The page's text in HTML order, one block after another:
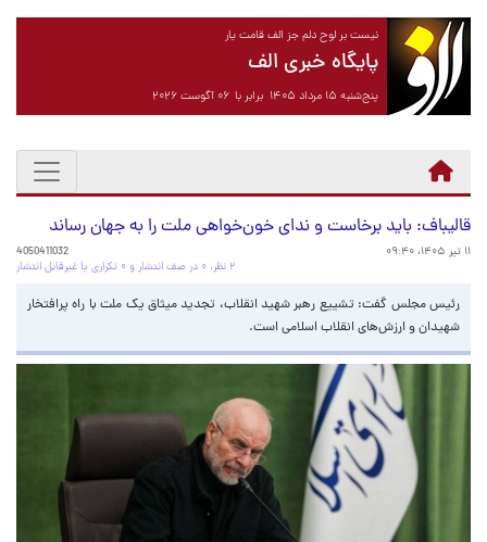
نیست بر لوح دلم جز الف قامت یار
پایگاه خبری الف
پنج‌شنبه ۱۵ مرداد ۱۴۰۵ برابر با ۰۶ آگوست ۲۰۲۶
قالیباف: باید برخاست و ندای خون‌خواهی ملت را به جهان رساند
۱۱ تیر ۱۴۰۵، ۰۹:۴۰
4050411032
۲ نظر، ۰ در صف انتشار و ۰ تکراری یا غیرقابل انتشار
رئیس مجلس گفت: تشییع رهبر شهید انقلاب، تجدید میثاق یک ملت با راه پرافتخار
شهیدان و ارزش‌های انقلاب اسلامی است.